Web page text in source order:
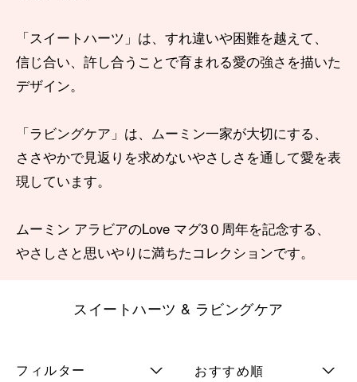
「スイートハーツ」は、すれ違いや困難を越えて、
信じ合い、許し合うことで育まれる愛の強さを描いた
デザイン。
「ラビングケア」は、ムーミン一家が大切にする、
ささやかで見返りを求めないやさしさを通して愛を表
現しています。
ムーミン アラビアのLove マグ3０周年を記念する、
やさしさと思いやりに満ちたコレクションです。
スイートハーツ & ラビングケア
フィルター おすすめ順